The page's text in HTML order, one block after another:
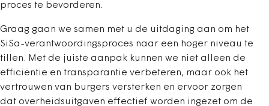
proces te bevorderen.
Graag gaan we samen met u de uitdaging aan om het
SiSa-verantwoordingsproces naar een hoger niveau te
tillen. Met de juiste aanpak kunnen we niet alleen de
efficiëntie en transparantie verbeteren, maar ook het
vertrouwen van burgers versterken en ervoor zorgen
dat overheidsuitgaven effectief worden ingezet om de